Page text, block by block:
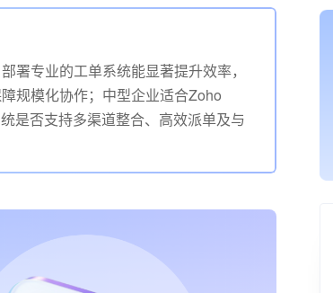
署专业的工单系统能显著提升效率，
规模化协作；中型企业适合Zoho
是否支持多渠道整合、高效派单及与